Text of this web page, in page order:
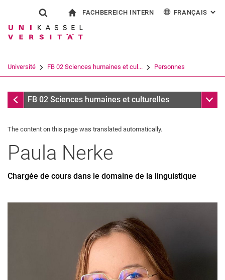
Jump directly to: content
Jump directly to: search
Jump directly to: main
Show search form
Search term
Search (opens an external link in a
FACHBEREICH INTERN FRANÇAIS :
Université FB 02 Sciences humaines et cul... Personnes
Personnes
FB 02 Sciences humaines et culturelles Sub
The content on this page was translated automatically.
Paula Nerke
Chargée de cours dans le domaine de la linguistique